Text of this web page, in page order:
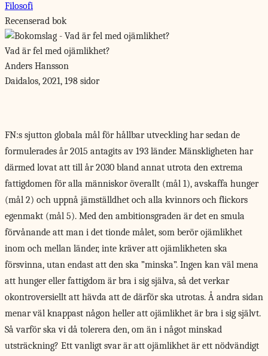
Filosofi
Recenserad bok
Vad är fel med ojämlikhet?
Anders Hansson
Daidalos, 2021, 198 sidor
FN:s sjutton globala mål för hållbar utveckling har sedan de
formulerades år 2015 antagits av 193 länder. Mänskligheten har
därmed lovat att till år 2030 bland annat utrota den extrema
fattigdomen för alla människor överallt (mål 1), avskaffa hunger
(mål 2) och uppnå jämställdhet och alla kvinnors och flickors
egenmakt (mål 5). Med den ambitionsgraden är det en smula
förvånande att man i det tionde målet, som berör ojämlikhet
inom och mellan länder, inte kräver att ojämlikheten ska
försvinna, utan endast att den ska ”minska”. Ingen kan väl mena
att hunger eller fattigdom är bra i sig själva, så det verkar
okontroversiellt att hävda att de därför ska utrotas. Å andra sidan
menar väl knappast någon heller att ojämlikhet är bra i sig självt.
Så varför ska vi då tolerera den, om än i något minskad
utsträckning? Ett vanligt svar är att ojämlikhet är ett nödvändigt